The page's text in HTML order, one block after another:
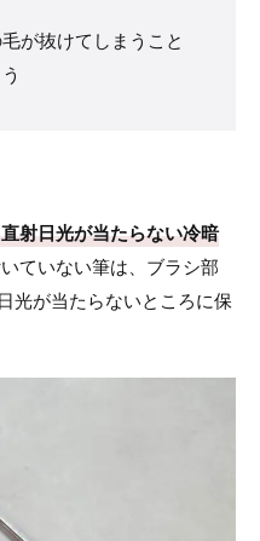
が抜けてしまうこと
射日光が当たらない冷暗
ていない筆は、ブラシ部
光が当たらないところに保